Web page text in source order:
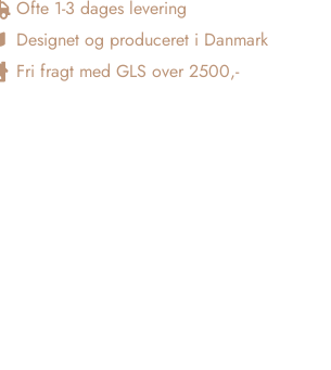
Ofte 1-3 dages levering
Designet og produceret i Danmark
Fri fragt med GLS over 2500,-